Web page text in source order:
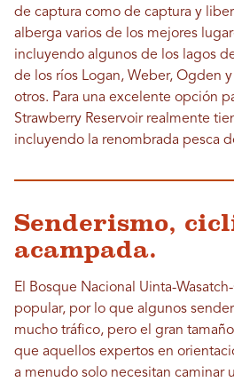
de captura como de captura y
alberga varios de los mejores
incluyendo algunos de los lagos
de los ríos Logan, Weber, Ogden
otros. Para una excelente opción
Strawberry Reservoir realmente
incluyendo la renombrada pesca
Senderismo,
acampada.
El Bosque Nacional Uinta-
popular, por lo que algunos
mucho tráfico, pero el gran
que aquellos expertos en
a menudo solo necesitan caminar